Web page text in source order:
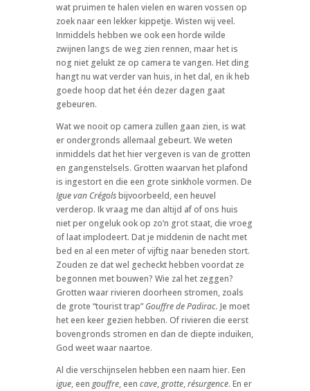
wat pruimen te halen vielen en waren vossen op
zoek naar een lekker kippetje. Wisten wij veel.
Inmiddels hebben we ook een horde wilde
zwijnen langs de weg zien rennen, maar het is
nog niet gelukt ze op camera te vangen. Het ding
hangt nu wat verder van huis, in het dal, en ik heb
goede hoop dat het één dezer dagen gaat
gebeuren.
Wat we nooit op camera zullen gaan zien, is wat
er ondergronds allemaal gebeurt. We weten
inmiddels dat het hier vergeven is van de grotten
en gangenstelsels. Grotten waarvan het plafond
is ingestort en die een grote sinkhole vormen. De
Igue van Crégolsbijvoorbeeld, een heuvel
verderop. Ik vraag me dan altijd af of ons huis
niet per ongeluk ook op zo’n grot staat, die vroeg
of laat implodeert. Dat je middenin de nacht met
bed en al een meter of vijftig naar beneden stort.
Zouden ze dat wel gecheckt hebben voordat ze
begonnen met bouwen? Wie zal het zeggen?
Grotten waar rivieren doorheen stromen, zoals
de grote “tourist trap”Gouffre de Padirac. Je moet
het een keer gezien hebben. Of rivieren die eerst
bovengronds stromen en dan de diepte induiken,
God weet waar naartoe.
Al die verschijnselen hebben een naam hier. Een
igue, een gouffre, een cave,grotte,résurgence. En er